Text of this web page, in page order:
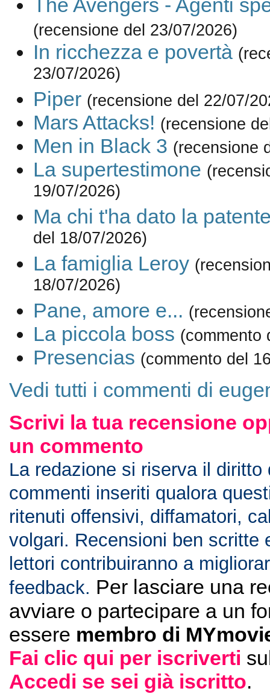
The Avengers - Agenti
(recensione del 23/07/2026)
In ricchezza e povertà
23/07/2026)
Piper (recensione del 22/07/
Mars Attacks! (recensione
Men in Black 3 (recensione
La supertestimone
19/07/2026)
Ma chi t'ha dato la
del 18/07/2026)
La famiglia Leroy
18/07/2026)
Pane, amore e...
La piccola boss (commento
Presencias (commento del
Vedi tutti i commenti di
Scrivi la tua recensione
un commento
La redazione si riserva il diritto
commenti inseriti qualora
ritenuti offensivi, diffamatori,
volgari. Recensioni ben scritte
lettori contribuiranno a
feedback. Per lasciare una
avviare o partecipare a un
essere membro di
Fai clic qui per iscriverti
Accedi se sei già iscritto.